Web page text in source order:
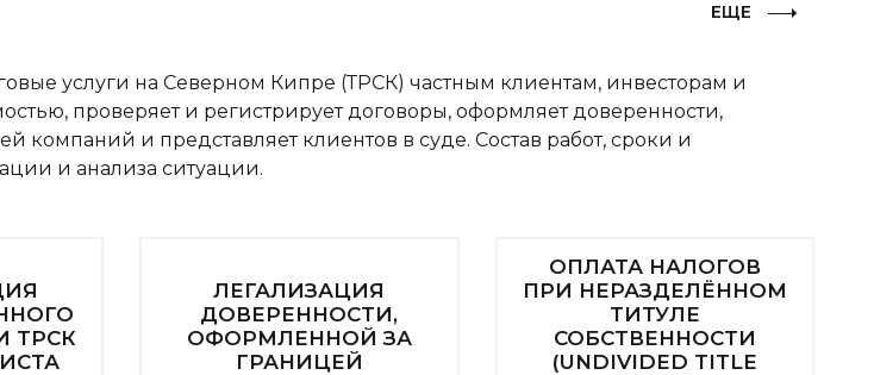
ЕЩЕ
услуги на Северном Кипре (ТРСК) частным клиентам, инвесторам и
проверяет и регистрирует договоры, оформляет доверенности,
компаний и представляет клиентов в суде. Состав работ, сроки и
и анализа ситуации.
ТРСК
ЛЕГАЛИЗАЦИЯ
ДОВЕРЕННОСТИ,
ОФОРМЛЕННОЙ ЗА
ГРАНИЦЕЙ
ОПЛАТА НАЛОГОВ
ПРИ НЕРАЗДЕЛЁННОМ
ТИТУЛЕ
СОБСТВЕННОСТИ
(UNDIVIDED TITLE